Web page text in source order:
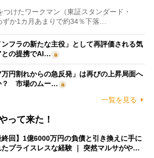
けたワークマン（東証スタンダード・
ずか1カ月あまりで約34％下落…
フラの新たな主役」として再評価される気
の提携でAI…
円割れからの急反発」は再びの上昇局面へ
？ 市場のムー…
一覧を見る
って来た！
終回】1億6000万円の負債と引き換えに手に
たプライスレスな経験 ｜ 突然マルサがや…